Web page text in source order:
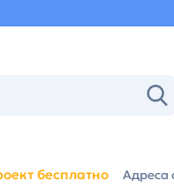
бесплатно Адреса